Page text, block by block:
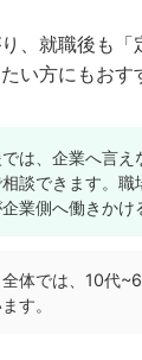
、就職後も「
い方にもおす
は、企業へ言え
談できます。職
業側へ働きかけ
体では、10代
す。